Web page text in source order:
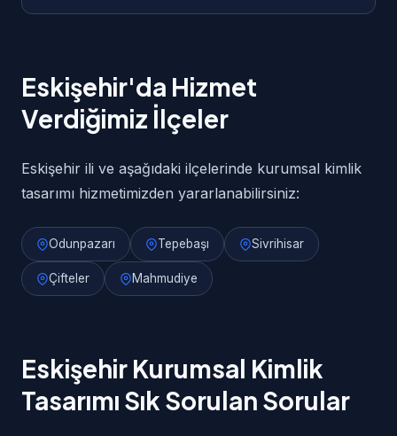
Eskişehir'da Hizmet
Verdiğimiz İlçeler
Eskişehir ili ve aşağıdaki ilçelerinde kurumsal kimlik
tasarımı hizmetimizden yararlanabilirsiniz:
Odunpazarı Tepebaşı Sivrihisar
Çifteler Mahmudiye
Eskişehir Kurumsal Kimlik
Tasarımı Sık Sorulan Sorular